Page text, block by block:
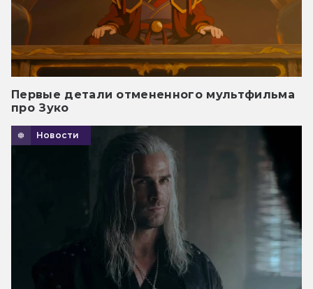
Первые детали отмененного мультфильма
про Зуко
Новости